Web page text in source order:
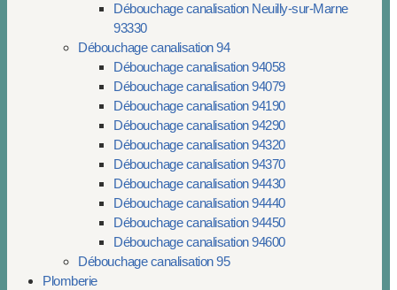
Débouchage canalisation Neuilly-sur-Marne
93330
Débouchage canalisation 94
Débouchage canalisation 94058
Débouchage canalisation 94079
Débouchage canalisation 94190
Débouchage canalisation 94290
Débouchage canalisation 94320
Débouchage canalisation 94370
Débouchage canalisation 94430
Débouchage canalisation 94440
Débouchage canalisation 94450
Débouchage canalisation 94600
Débouchage canalisation 95
Plomberie